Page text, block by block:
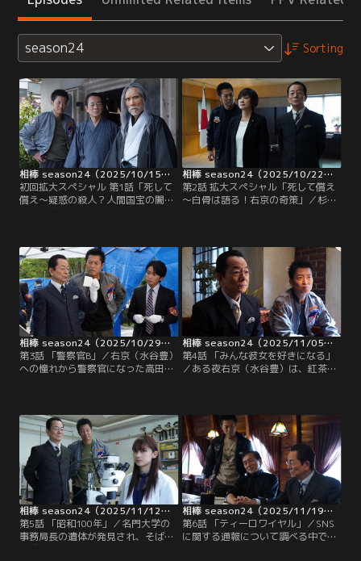
season24 Sorting
相棒 season24（2025/10/15放送分）第01話
初回拡大スペシャル 第1話「死して
償え～疑惑の殺人？人間国宝の闇」
／15年前、人間国宝の講談師・瀧澤
下されていたが、その裏には疑惑
が…。杉下右京（水谷豊）と亀山薫
（寺脇康文）はそれぞれのルートで
講談師一家に近づき、事件の再捜査
を秘密裏に始めていた。
相棒 season24（2025/10/22放送分）第02話
第2話 拡大スペシャル「死して償え
～白骨は語る！右京の奇策」／杉下
骨を発見する。亀山薫（寺脇康文）
と共に、15年前瀧澤家で起きた強盗
殺人事件との関係を調べる中で、冤
罪の疑惑が高まるが、同時に受刑者
の死刑執行も迫っていることが判
明。
相棒 season24（2025/10/29放送分）第03話
第3話 「警察官B」／右京（水谷豊）
への憧れから警察官になった高田創
が発生。捜査に乗り出した右京と薫
（寺脇康文）は、遺体の痕跡から被
害者と浅からぬ関係の人物にたどり
着く。
相棒 season24（2025/11/05放送分）第04話
第4話 「みんな彼女を好きになる」
／ある夜右京（水谷豊）は、紅茶店
シーで送り出した直後、初老の男性
が「彼女を悲しませるのはやめ
ろ！」と右京を襲撃！男は、大手通
信会社の会長で米村という人物だっ
た。
相棒 season24（2025/11/12放送分）第05話
第5話 「昭和100年」／名門大学の
事務局長の遺体が発見され、そばに
相棒 season24（2025/11/19放送分）第06話
第6話 「ティーロワイヤル」／SNS
に関する通報について調べる中で、